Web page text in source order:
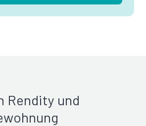
Rendity und